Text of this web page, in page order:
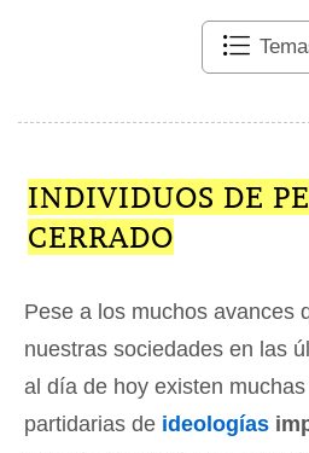
INDIVIDUOS DE
CERRADO
Pese a los muchos avances
nuestras sociedades en las
al día de hoy existen
partidarias de ideologías